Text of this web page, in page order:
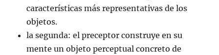
características más representativas de los
objetos.
la segunda: el preceptor construye en su
mente un objeto perceptual concreto de